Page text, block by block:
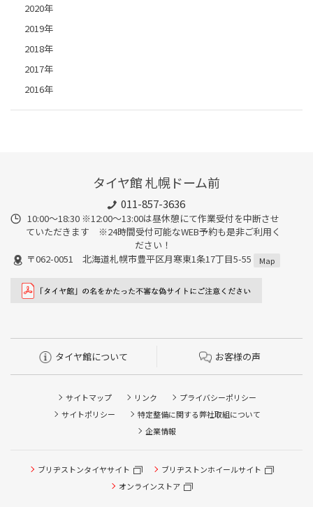
2020年
2019年
2018年
2017年
2016年
タイヤ館 札幌ドーム前
011-857-3636
10:00～18:30 ※12:00～13:00は昼休憩にて作業受付を中断させ
ていただきます ※24時間受付可能なWEB予約も是非ご利用く
ださい！
〒062-0051 北海道札幌市豊平区月寒東1条17丁目5-55
Map
タイヤ館について お客様の声
サイトマップ リンク
プライバシーポリシー
サイトポリシー
特定整備に関する弊社取組について
企業情報
ブリヂストンタイヤサイト
ブリヂストンホイールサイト
オンラインストア
タイヤ点検・安全点検/タイヤ履き替え/オイル交換/その他
ピット作業の予約